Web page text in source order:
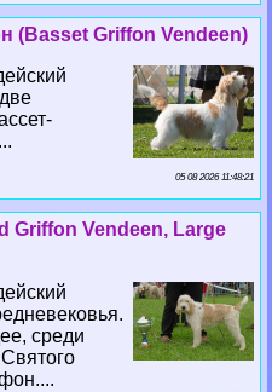
(Basset Griffon Vendeen)
05 08 2026 11:48:21
Griffon Vendeen, Large
среди